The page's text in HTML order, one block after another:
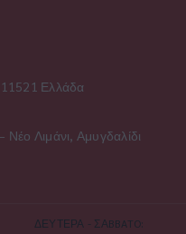
Ελλάδα
Λιμάνι, Αμυγδαλίδι
ΔΕΥΤΕΡΑ - ΣΑBBATO: